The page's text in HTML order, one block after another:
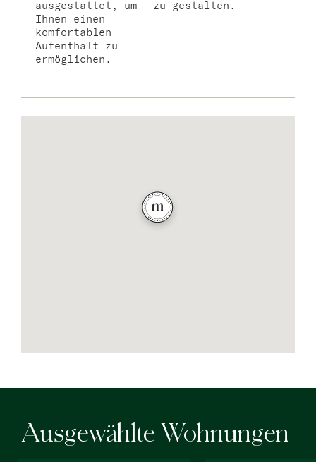
ausgestattet, um
Ihnen einen
komfortablen
Aufenthalt zu
ermöglichen.
zu gestalten.
Ausgewählte Wohnungen